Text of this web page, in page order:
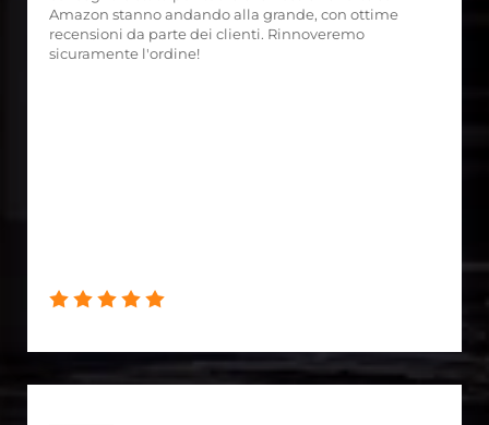
Amazon stanno andando alla grande, con ottime
recensioni da parte dei clienti. Rinnoveremo
sicuramente l'ordine!